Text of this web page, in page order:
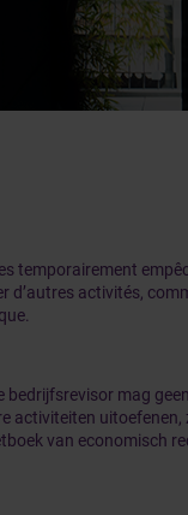
temporairement
d’autres activités,
bedrijfsrevisor mag
activiteiten uitoefenen,
van economisch